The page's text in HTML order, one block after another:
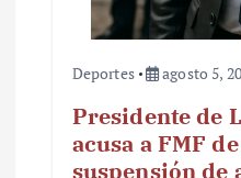
Deportes agosto 5,
Presidente de
acusa a FMF
suspensión de